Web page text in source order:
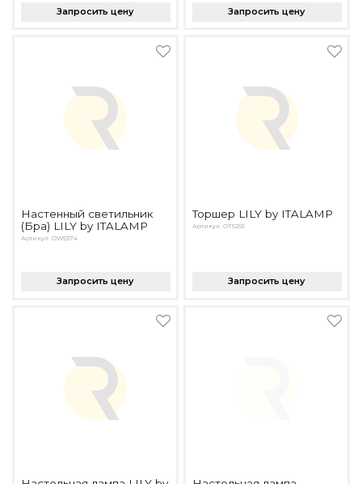
Запросить цену Запросить цену
Настенный светильник
(Бра) LILY by ITALAMP
Артикул: OW5374
Запросить цену
Торшер LILY by ITALAMP
Артикул: OT5255
Запросить цену